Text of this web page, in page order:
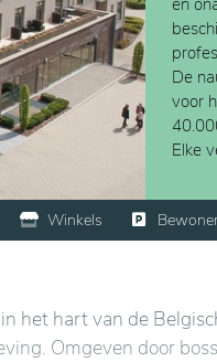
en
De
voor
Elke
Winkels
het hart van de
Omgeven door